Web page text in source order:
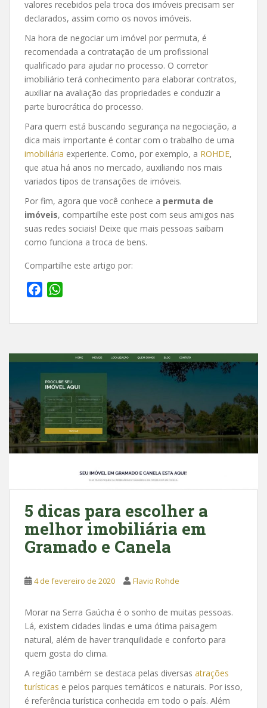
valores recebidos pela troca dos imóveis precisam ser
declarados, assim como os novos imóveis.
Na hora de negociar um imóvel por permuta, é
recomendada a contratação de um profissional
qualificado para ajudar no processo. O corretor
imobiliário terá conhecimento para elaborar contratos,
auxiliar na avaliação das propriedades e conduzir a
parte burocrática do processo.
Para quem está buscando segurança na negociação, a
dica mais importante é contar com o trabalho de uma
imobiliária experiente. Como, por exemplo, a ROHDE,
que atua há anos no mercado, auxiliando nos mais
variados tipos de transações de imóveis.
Por fim, agora que você conhece a permuta de
imóveis, compartilhe este post com seus amigos nas
suas redes sociais! Deixe que mais pessoas saibam
como funciona a troca de bens.
Compartilhe este artigo por:
c
b
o
k
a
s
p
p
5 dicas para escolher a
melhor imobiliária em
Gramado e Canela
4 de fevereiro de 2020 Flavio Rohde
Morar na Serra Gaúcha é o sonho de muitas pessoas.
Lá, existem cidades lindas e uma ótima paisagem
natural, além de haver tranquilidade e conforto para
quem gosta do clima.
A região também se destaca pelas diversas atrações
turísticas e pelos parques temáticos e naturais. Por isso,
é referência turística conhecida em todo o país. Além